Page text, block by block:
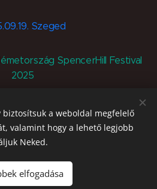
Szeged
SpencerHill Festival
2025
Tar
Demjén
Balatonmáriafürdő
a weboldal megfelelő
valamint hogy a lehető legjobb
Neked.
elfogadása